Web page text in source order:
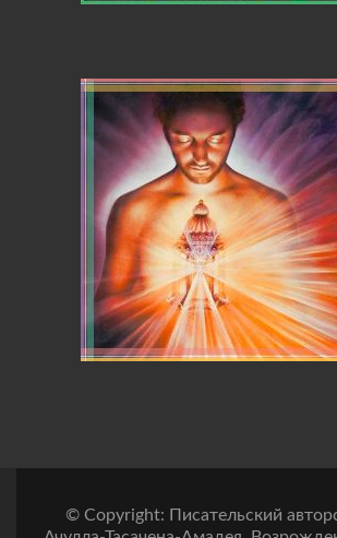
© Copyright: Писательский